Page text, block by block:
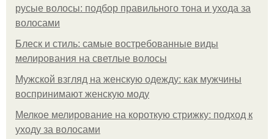
русые волосы: подбор правильного тона и ухода за
волосами
Блеск и стиль: самые востребованные виды
мелирования на светлые волосы
Мужской взгляд на женскую одежду: как мужчины
воспринимают женскую моду
Мелкое мелирование на короткую стрижку: подход к
уходу за волосами